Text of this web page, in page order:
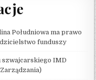
Południowa ma prawo
funduszy
szwajcarskiego IMD